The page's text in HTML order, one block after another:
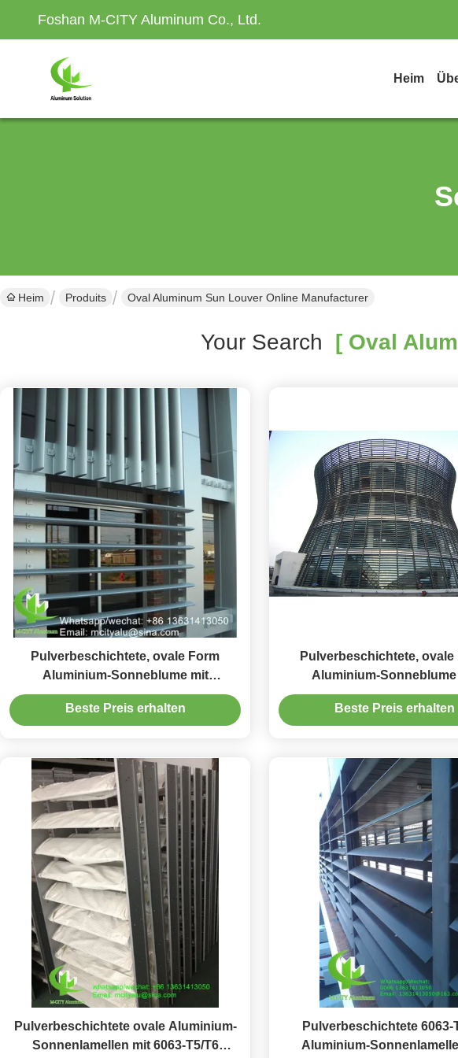
Foshan M-CITY Aluminum Co., Ltd.
Heim
Heim Produits Oval Aluminum Sun Louver Online Manufacturer
Your Search [ Oval
Pulverbeschichtete, ovale Form
Aluminium-Sonneblume mit
Aluminiumlegierung 6063-T5/T6 für
Fassade und Vorhangwand
Beste Preis erhalten
Pulverbeschichtete, ovale
Aluminium-Sonneblume
Aluminiumlegierung 6063-
Fassade und
Beste Preis erhalten
Pulverbeschichtete ovale Aluminium-
Sonnenlamellen mit 6063-T5/T6
Pulverbeschichtete 6063-
Aluminium-